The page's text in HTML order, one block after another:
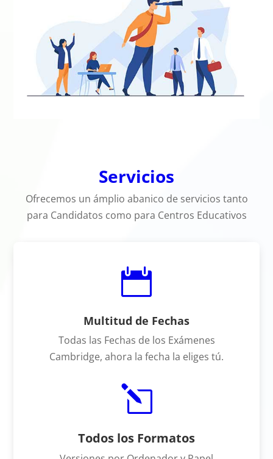
Servicios
Ofrecemos un ámplio abanico de servicios tanto
para Candidatos como para Centros Educativos

Multitud de Fechas
Todas las Fechas de los Exámenes
Cambridge, ahora la fecha la eliges tú.
l
Todos los Formatos